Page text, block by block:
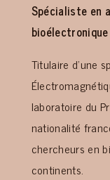
Spécialiste en
bioélectronique
Titulaire d’une
laboratoire du
nationalité
chercheurs en
continents.